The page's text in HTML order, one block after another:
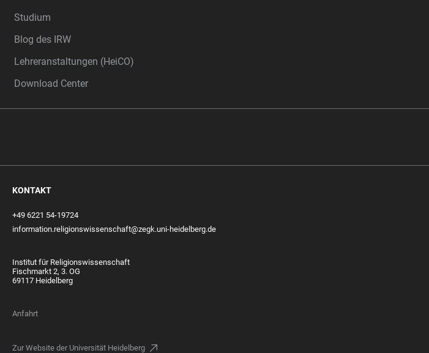
Studium
Blog des IRW
Lehreranstaltungen (HeiCO)
Download Center
KONTAKT
+49 6221 54-19724
information.religionswissenschaft@zegk.uni-heidelberg.de
Institut für Religionswissenschaft
Fischmarkt 2, 3. OG
69117 Heidelberg
Anfahrt
Zur Website der Universität Heidelberg